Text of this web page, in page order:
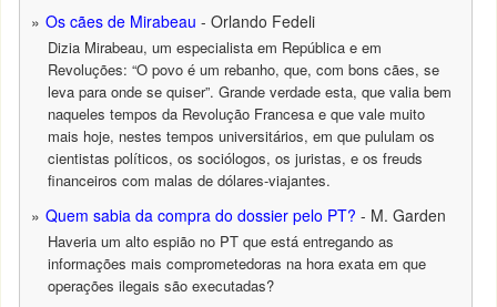
Os cães de Mirabeau - Orlando Fedeli
Dizia Mirabeau, um especialista em República e em
Revoluções: “O povo é um rebanho, que, com bons cães, se
leva para onde se quiser”. Grande verdade esta, que valia bem
naqueles tempos da Revolução Francesa e que vale muito
mais hoje, nestes tempos universitários, em que pululam os
cientistas políticos, os sociólogos, os juristas, e os freuds
financeiros com malas de dólares-viajantes.
Quem sabia da compra do dossier pelo PT? - M. Garden
Haveria um alto espião no PT que está entregando as
informações mais comprometedoras na hora exata em que
operações ilegais são executadas?